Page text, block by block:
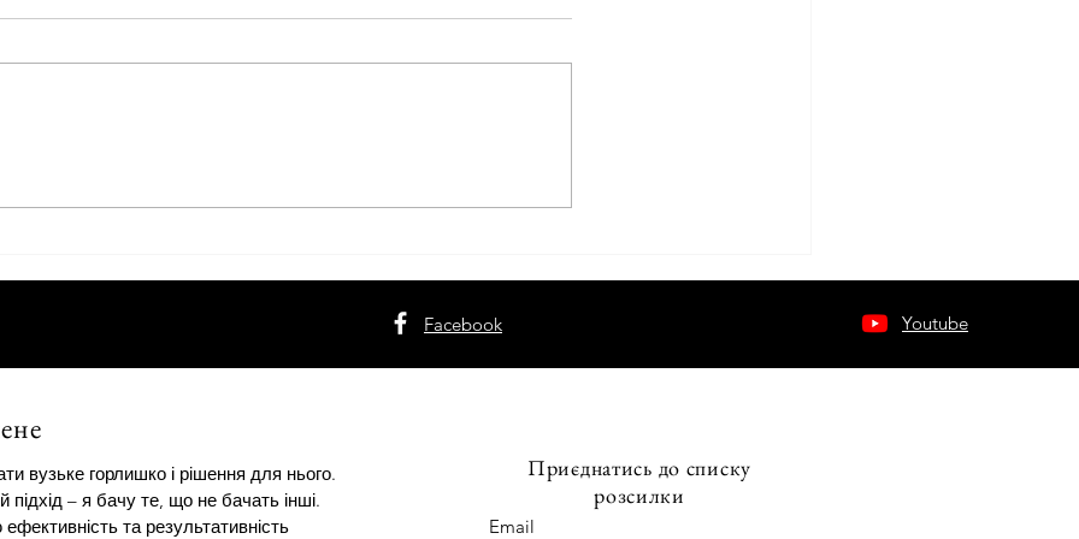
Facebook Youtube
вузьке горлишко і рішення для нього.
підхід – я бачу те, що не бачать інші.
та результативність
Приєднатись до списку
розсилки
Email